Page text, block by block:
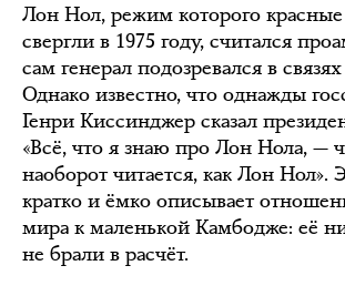
Лон Нол, режим которого
свергли в 1975 году, считался
сам генерал подозревался в
Однако известно, что однажды
Генри Киссинджер сказал
«Всё, что я знаю про Лон Нола, —
наоборот читается, как Лон Нол».
кратко и ёмко описывает
мира к маленькой Камбодже: её
не брали в расчёт.